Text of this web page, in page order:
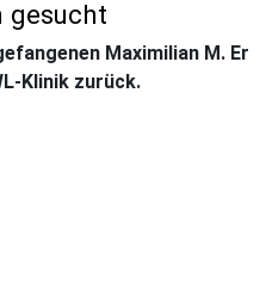
gesucht
Maximilian M. Er
Klinik zurück.